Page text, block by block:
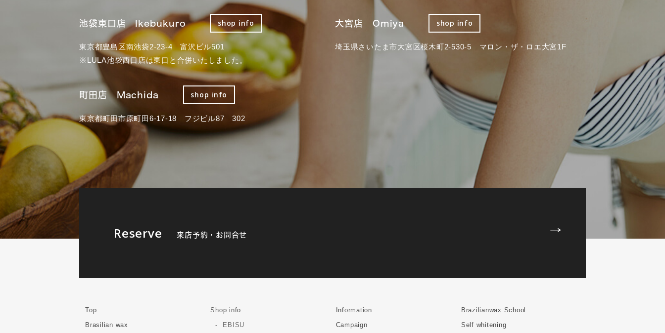
池袋東口店 Ikebukuro shop info
東京都豊島区南池袋2-23-4 富沢ビル501
※LULA池袋西口店は東口と合併いたしました。
大宮店 Omiya shop info
埼玉県さいたま市大宮区桜木町2-530-5 マロン・ザ・ロエ大宮1F
町田店 Machida shop info
東京都町田市原町田6-17-18 フジビル87 302
Reserve 来店予約・お問合せ
Top
Brasilian wax
Shop info
EBISU
Information
Campaign
Brazilianwax School
Self whitening